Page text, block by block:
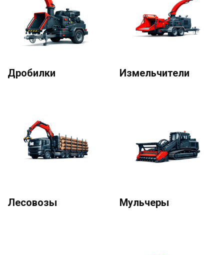
Дробилки Измельчители
Лесовозы Мульчеры